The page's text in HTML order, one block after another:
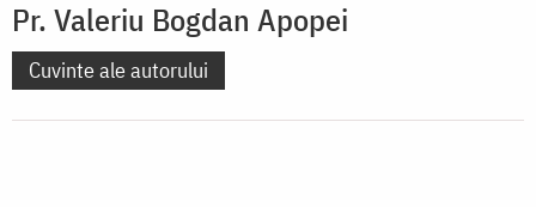
Pr. Valeriu Bogdan Apopei
Cuvinte ale autorului